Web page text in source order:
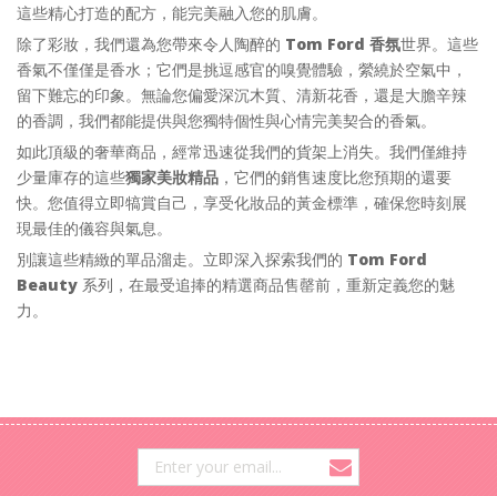
這些精心打造的配方，能完美融入您的肌膚。
除了彩妝，我們還為您帶來令人陶醉的 Tom Ford 香氛世界。這些
香氣不僅僅是香水；它們是挑逗感官的嗅覺體驗，縈繞於空氣中，
留下難忘的印象。無論您偏愛深沉木質、清新花香，還是大膽辛辣
的香調，我們都能提供與您獨特個性與心情完美契合的香氣。
如此頂級的奢華商品，經常迅速從我們的貨架上消失。我們僅維持
少量庫存的這些獨家美妝精品 ，它們的銷售速度比您預期的還要
快。您值得立即犒賞自己，享受化妝品的黃金標準，確保您時刻展
現最佳的儀容與氣息。
別讓這些精緻的單品溜走。立即深入探索我們的 Tom Ford
Beauty 系列，在最受追捧的精選商品售罄前，重新定義您的魅
力。